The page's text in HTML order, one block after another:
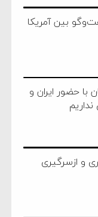
بین آمریکا
با حضور ایران و
و ازسرگیری